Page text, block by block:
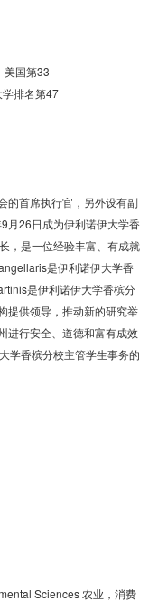
美国第33
排名第47
的首席执行官，另外设有副
月26日成为伊利诺伊大学香
，是一位经验丰富、有成就
是伊利诺伊大学香
是伊利诺伊大学香槟分
提供领导，推动新的研究举
进行安全、道德和富有成效
学香槟分校主管学生事务的
Sciences 农业，消费